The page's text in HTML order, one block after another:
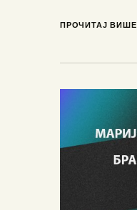
ПРОЧИТАЈ ВИШЕ